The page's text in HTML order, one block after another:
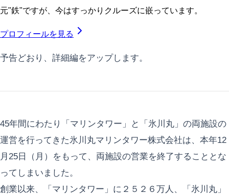
元"鉄"ですが、今はすっかりクルーズに嵌っています。
プロフィールを見る
予告どおり、詳細編をアップします。
45年間にわたり「マリンタワー」と「氷川丸」の両施設の
運営を行ってきた氷川丸マリンタワー株式会社は、本年12
月25日（月）をもって、両施設の営業を終了することとな
ってしまいました。
創業以来、「マリンタワー」に２５２６万人、「氷川丸」